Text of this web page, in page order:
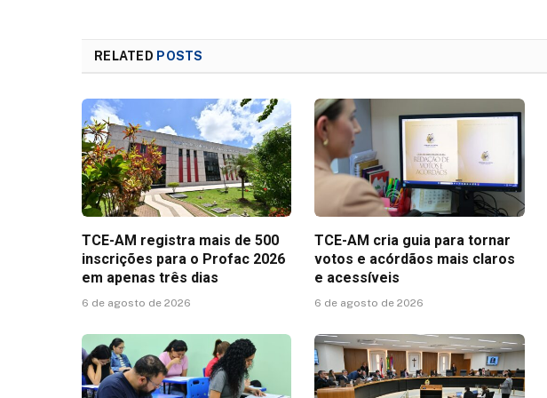
RELATED POSTS
TCE-AM registra mais de 500
inscrições para o Profac 2026
em apenas três dias
6 de agosto de 2026
TCE-AM cria guia para tornar
votos e acórdãos mais claros
e acessíveis
6 de agosto de 2026